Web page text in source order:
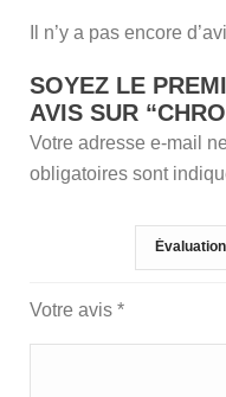
Il n’y a pas encore
SOYEZ LE
AVIS SUR
Votre adresse e-mail
obligatoires sont
Votre avis *